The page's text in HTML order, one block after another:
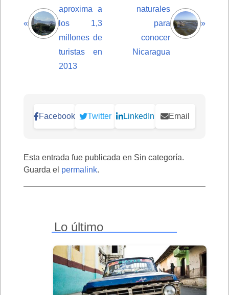
«
aproxima a
los 1,3
millones de
turistas en
2013
naturales
para
conocer
Nicaragua
»
Facebook Twitter LinkedIn Email
Esta entrada fue publicada en Sin categoría.
Guarda el permalink.
Lo último